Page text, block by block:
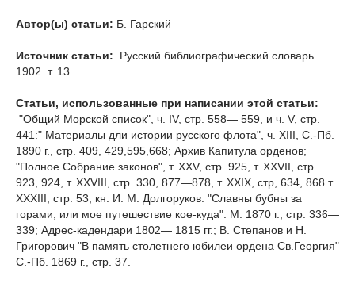
Автор(ы) статьи: Б. Гарский
Источник статьи:
Русский библиографический словарь.
1902. т. 13.
Статьи, использованные при написании этой статьи:
"Общий Морской список", ч. IV, стр. 558— 559, и ч. V, стр.
441:" Материалы дли истории русского флота", ч. ХIII, С.-Пб.
1890 г., стр. 409, 429,595,668; Архив Капитула орденов;
"Полное Собрание законов", т. XXV, стр. 925, т. XXVII, стр.
923, 924, т. XXVIII, стр. 330, 877—878, т. XXIX, стр, 634, 868 т.
XXXIII, стр. 53; кн. И. М. Долгоруков. "Славны бубны за
горами, или мое путешествие кое-куда". М. 1870 г., стр. 336—
339; Адрес-кадендари 1802— 1815 гг.; В. Степанов и Н.
Григорович "В память столетнего юбилеи ордена Св.Георгия"
С.-Пб. 1869 г., стр. 37.